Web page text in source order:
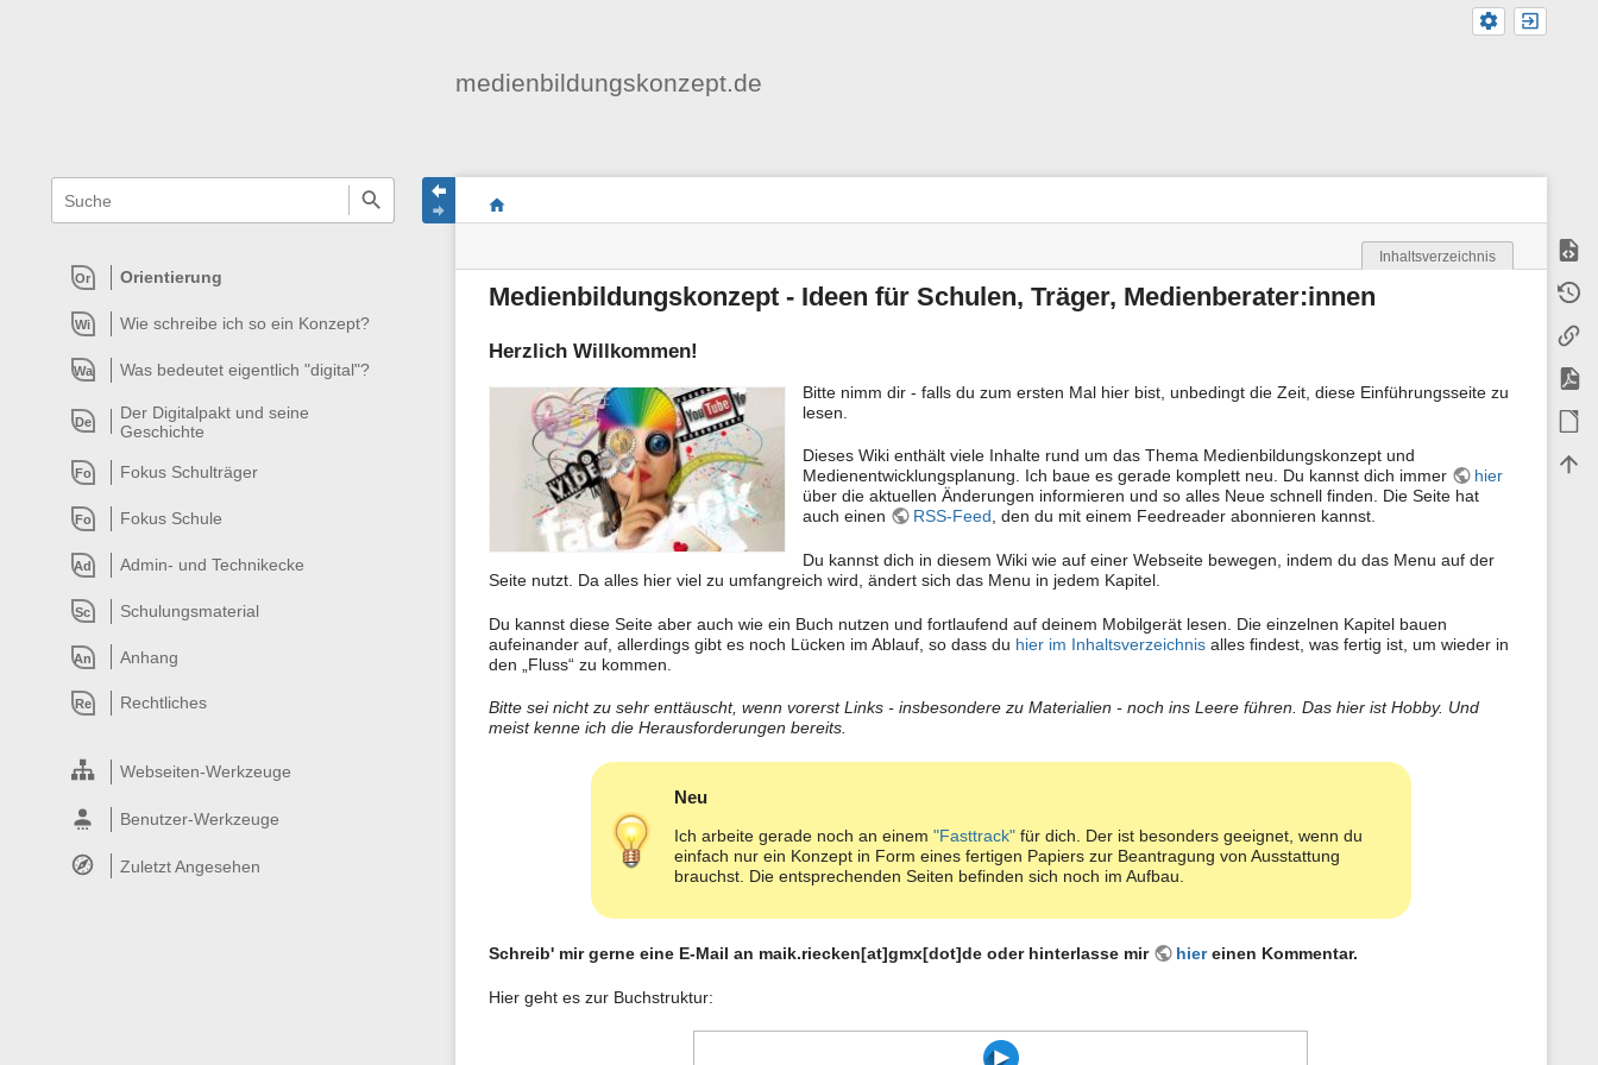
medienbildungskonzept.de
Wikiübergreifende
Schnellsuche
Or Orientierung
Wi Wie schreibe ich so ein Konzept?
Wa Was bedeutet eigentlich "digital"?
De
Der Digitalpakt und seine
Geschichte
Fo Fokus Schulträger
Fo Fokus Schule
Ad Admin- und Technikecke
Sc Schulungsmaterial
An Anhang
Re Rechtliches
Webseiten-Werkzeuge
Benutzer-Werkzeuge
Zuletzt Angesehen
Seitenstatus
Standortanzeiger
Sie
befinden
Seiten-
PDF
ODT
M
e
f
a
t
i
o
e
u
r
S
t
Inhaltsverzeichnis
Medienbildungskonzept - Ideen für Schulen, Träger, Medienberater:innen
Herzlich Willkommen!
Bitte nimm dir - falls du zum ersten Mal hier bist, unbedingt die Zeit, diese Einführungsseite zu
lesen.
Dieses Wiki enthält viele Inhalte rund um das Thema Medienbildungskonzept und
Medienentwicklungsplanung. Ich baue es gerade komplett neu. Du kannst dich immer
hier
über die aktuellen Änderungen informieren und so alles Neue schnell finden. Die Seite hat
auch einen
RSS-Feed, den du mit einem Feedreader abonnieren kannst.
Du kannst dich in diesem Wiki wie auf einer Webseite bewegen, indem du das Menu auf der
Seite nutzt. Da alles hier viel zu umfangreich wird, ändert sich das Menu in jedem Kapitel.
Du kannst diese Seite aber auch wie ein Buch nutzen und fortlaufend auf deinem Mobilgerät lesen. Die einzelnen Kapitel bauen
aufeinander auf, allerdings gibt es noch Lücken im Ablauf, so dass du hier im Inhaltsverzeichnisalles findest, was fertig ist, um wieder in
den „Fluss“ zu kommen.
Bitte sei nicht zu sehr enttäuscht, wenn vorerst Links - insbesondere zu Materialien - noch ins Leere führen. Das hier ist Hobby. Und
meist kenne ich die Herausforderungen bereits.
Neu
Ich arbeite gerade noch an einem "Fasttrack"für dich. Der ist besonders geeignet, wenn du
einfach nur ein Konzept in Form eines fertigen Papiers zur Beantragung von Ausstattung
brauchst. Die entsprechenden Seiten befinden sich noch im Aufbau.
Schreib' mir gerne eine E-Mail an maik.riecken[at]gmx[dot]de oder hinterlasse mir hiereinen Kommentar.
Hier geht es zur Buchstruktur: